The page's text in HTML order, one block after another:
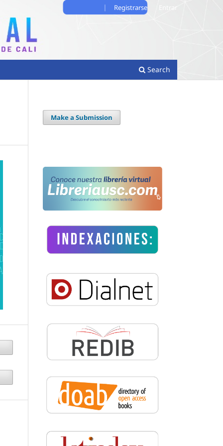
Search
Registrarse
Make a Submission